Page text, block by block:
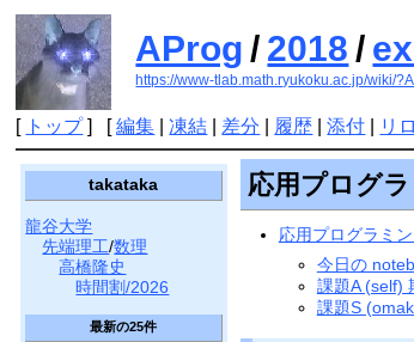
AProg / 2018 /
https://www-tlab.math.ryukoku.ac.jp/wiki/
[ トップ] [編集 |凍結 差分 履歴 |添付 リ
応用プログ
応用プログラミ
今日の
課題A (self)
課題S
takataka
龍谷大学
先端理工/数理
高橋隆史
時間割/2026
最新の25件